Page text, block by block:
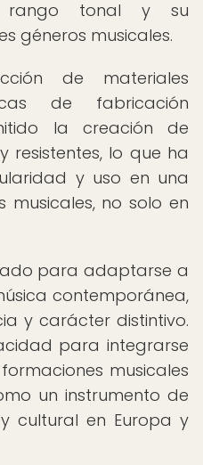
rango tonal y su
géneros musicales.
de materiales
de fabricación
la creación de
resistentes, lo que ha
y uso en una
no solo en
para adaptarse a
contemporánea,
y carácter distintivo.
para integrarse
musicales
un instrumento de
cultural en Europa y